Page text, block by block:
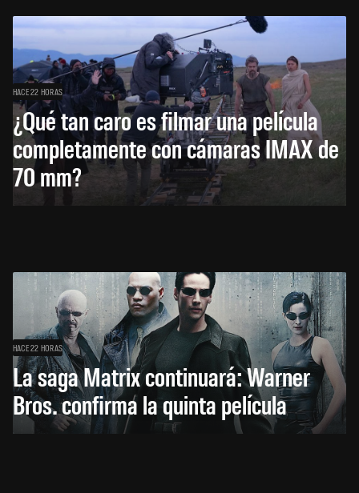
HACE 22 HORAS
¿Qué tan caro es filmar una película
completamente con cámaras IMAX de
70 mm?
HACE 22 HORAS
La saga Matrix continuará: Warner
Bros. confirma la quinta película